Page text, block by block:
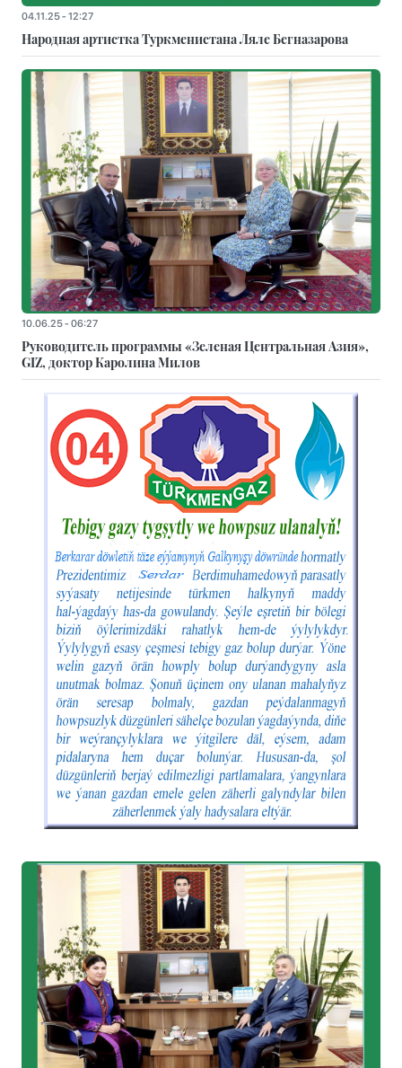
04.11.25 - 12:27
Народная артистка Туркменистана Ляле Бегназарова
10.06.25 - 06:27
Руководитель программы «Зеленая Центральная Азия»,
GIZ, доктор Каролина Милов